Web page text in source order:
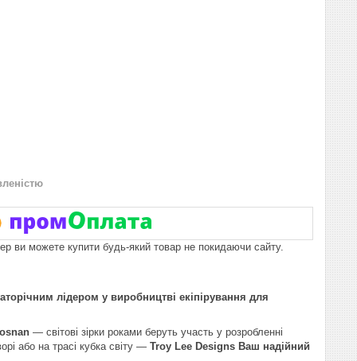
ви можете купити будь-який товар не покидаючи сайту.
лідером у виробництві екіпірування для
— світові зірки роками беруть участь у розробленні
або на трасі кубка світу — Troy Lee Designs Ваш надійний